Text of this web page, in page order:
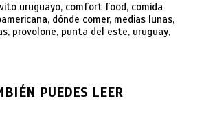
uruguayo, comfort food, comida
dónde comer, medias lunas,
provolone, punta del este, uruguay,
PUEDES LEER